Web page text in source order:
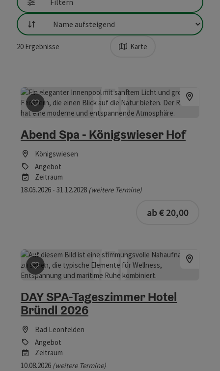
Filtern
Sortierung
20 Ergebnisse Karte
Beitrag merken : Abend Spa - Königswieser Hof
Abend Spa - Königswieser Hof
Königswiesen
Angebot
Zeitraum
18.05.2026 - 31.12.2028 (weitere Termine)
ab € 20,00
Beitrag merken: DAY SPA-Tageszimmer Hotel Bründl
DAY SPA-Tageszimmer Hotel
Bründl 2026
Bad Leonfelden
Angebot
Zeitraum
10.08.2026 (weitere Termine)